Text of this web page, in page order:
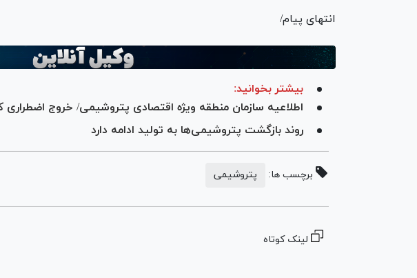
انتهای پیام/
بیشتر بخوانید:
اطلاعیه سازمان منطقه ویژه اقتصادی پتروشیمی/ خروج اضطراری
روند بازگشت پتروشیمی‌ها به تولید ادامه دارد
برچسب ها: پتروشیمی
لینک کوتاه